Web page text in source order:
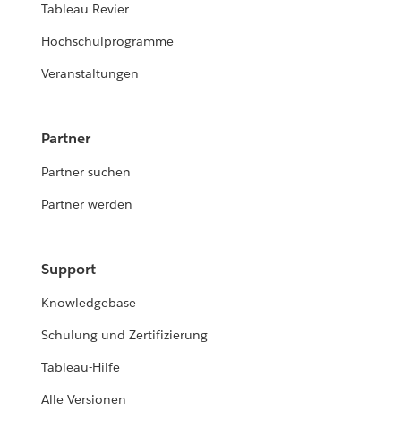
Tableau Revier
Hochschulprogramme
Veranstaltungen
Partner
Partner suchen
Partner werden
Support
Knowledgebase
Schulung und Zertifizierung
Tableau-Hilfe
Alle Versionen